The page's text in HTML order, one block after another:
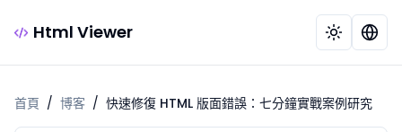
Html Viewer
首頁 / 博客 / 快速修復 HTML 版面錯誤：七分鐘實戰案例研究